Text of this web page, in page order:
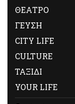
ΘΕΑΤΡΟ
ΓΕΥΣΗ
CITY LIFE
CULTURE
ΤΑΞΙΔΙ
YOUR LIFE